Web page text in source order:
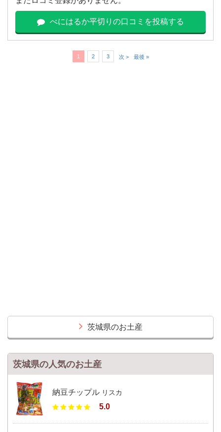
べにはるか平切りの口コミを投稿する
1 2 3 次 > 最後 »
茨城県のお土産
茨城県の人気のお土産
納豆チップル リスカ
5.0